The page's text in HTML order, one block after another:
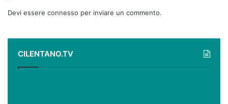
Devi essere connesso per inviare un commento.
CILENTANO.TV